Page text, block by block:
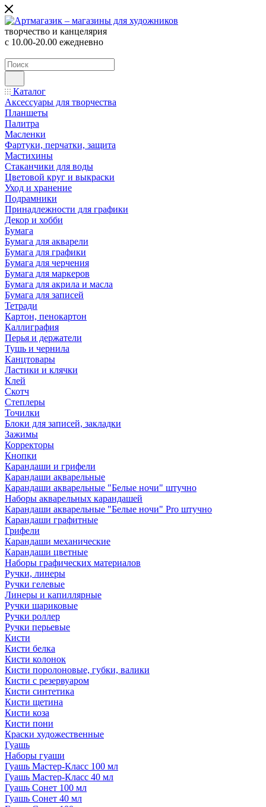
творчество и канцелярия
с 10.00-20.00 ежедневно
Каталог
Аксессуары для творчества
Планшеты
Палитра
Масленки
Фартуки, перчатки, защита
Мастихины
Стаканчики для воды
Цветовой круг и выкраски
Уход и хранение
Подрамники
Принадлежности для графики
Декор и хобби
Бумага
Бумага для акварели
Бумага для графики
Бумага для черчения
Бумага для маркеров
Бумага для акрила и масла
Бумага для записей
Тетради
Картон, пенокартон
Каллиграфия
Перья и держатели
Тушь и чернила
Канцтовары
Ластики и клячки
Клей
Скотч
Степлеры
Точилки
Блоки для записей, закладки
Зажимы
Корректоры
Кнопки
Карандаши и грифели
Карандаши акварельные
Карандаши акварельные "Белые ночи" штучно
Наборы акварельных карандашей
Карандаши акварельные "Белые ночи" Pro штучно
Карандаши графитные
Грифели
Карандаши механические
Карандаши цветные
Наборы графических материалов
Ручки, линеры
Ручки гелевые
Линеры и капиллярные
Ручки шариковые
Ручки роллер
Ручки перьевые
Кисти
Кисти белка
Кисти колонок
Кисти поролоновые, губки, валики
Кисти с резервуаром
Кисти синтетика
Кисти щетина
Кисти коза
Кисти пони
Краски художественные
Гуашь
Наборы гуаши
Гуашь Мастер-Класс 100 мл
Гуашь Мастер-Класс 40 мл
Гуашь Сонет 100 мл
Гуашь Сонет 40 мл